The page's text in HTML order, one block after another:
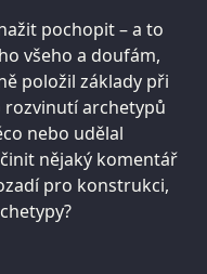
pochopit – a to
všeho a doufám,
položil základy při
rozvinutí archetypů
nebo udělal
nějaký komentář
pro konstrukci,